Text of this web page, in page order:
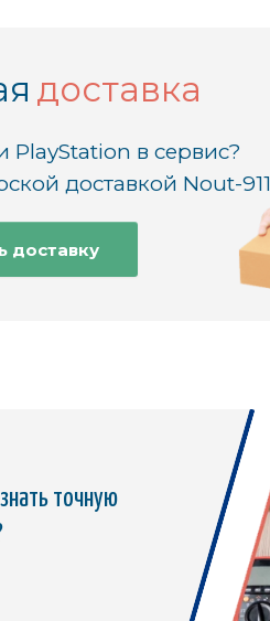
доставка
PlayStation в сервис?
доставкой Nout-911
доставку
точную